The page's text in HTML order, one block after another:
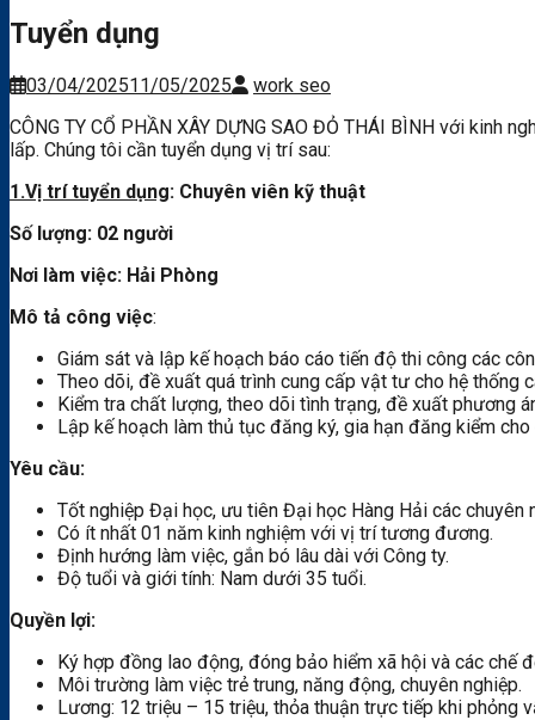
Tuyển dụng
03/04/202511/05/2025
work seo
CÔNG TY CỔ PHẦN XÂY DỰNG SAO ĐỎ THÁI BÌNH với kinh
lấp. Chúng tôi cần tuyển dụng vị trí sau:
1.Vị trí tuyển dụng: Chuyên viên kỹ thuật
Số lượng: 02 người
Nơi làm việc: Hải Phòng
Mô tả công việc:
Giám sát và lập kế hoạch báo cáo tiến độ thi công các
Theo dõi, đề xuất quá trình cung cấp vật tư cho hệ thống
Kiểm tra chất lượng, theo dõi tình trạng, đề xuất phương
Lập kế hoạch làm thủ tục đăng ký, gia hạn đăng kiểm
Yêu cầu:
Tốt nghiệp Đại học, ưu tiên Đại học Hàng Hải các chuyên
Có ít nhất 01 năm kinh nghiệm với vị trí tương đương.
Định hướng làm việc, gắn bó lâu dài với Công ty.
Độ tuổi và giới tính: Nam dưới 35 tuổi.
Quyền lợi:
Ký hợp đồng lao động, đóng bảo hiểm xã hội và các chế
Môi trường làm việc trẻ trung, năng động, chuyên nghiệp.
Lương: 12 triệu – 15 triệu, thỏa thuận trực tiếp khi phỏng